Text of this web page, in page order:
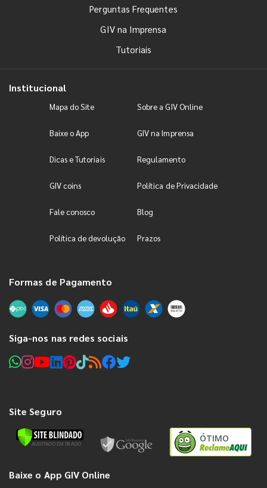
Perguntas Frequentes
GIV na Imprensa
Tutoriais
Institucional
Mapa do Site Sobre a GIV Online
Baixe o App GIV na Imprensa
Dicas e Tutoriais Regulamento
GIV coins Política de Privacidade
Fale conosco Blog
Política de devolução Prazos
Formas de Pagamento
Siga-nos nas redes sociais
Site Seguro
ÓTIMO
Baixe o App GIV Online